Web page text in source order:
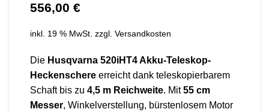
€
inkl. 19 % MwSt. zzgl. Versandkosten
Die Husqvarna 520iHT4 Akku-Teleskop-
Heckenschere erreicht dank teleskopierbarem
Schaft bis zu 4,5 m Reichweite. Mit55 cm
Messer, Winkelverstellung, bürstenlosem Motor